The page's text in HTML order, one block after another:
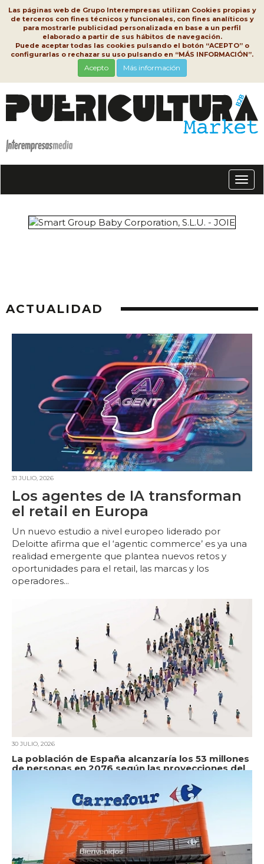
Las páginas web de Grupo Interempresas utilizan Cookies propias y
de terceros con fines técnicos y funcionales, con fines analíticos y
para mostrarle publicidad personalizada en base a un perfil
elaborado a partir de sus hábitos de navegación.
Puede aceptar todas las cookies pulsando el botón “ACEPTO” o
configurarlas o rechazar su uso pulsando en “MÁS INFORMACIÓN”.
Acepto Más información
ACTUALIDAD
31 JULIO, 2026
Los agentes de IA transforman
el retail en Europa
Un nuevo estudio a nivel europeo liderado por
Deloitte afirma que el ‘agentic commerce’ es ya una
realidad emergente que plantea nuevos retos y
oportunidades para el retail, las marcas y los
operadores...
30 JULIO, 2026
La población de España alcanzaría los 53 millones
de personas en 2076 según las proyecciones del